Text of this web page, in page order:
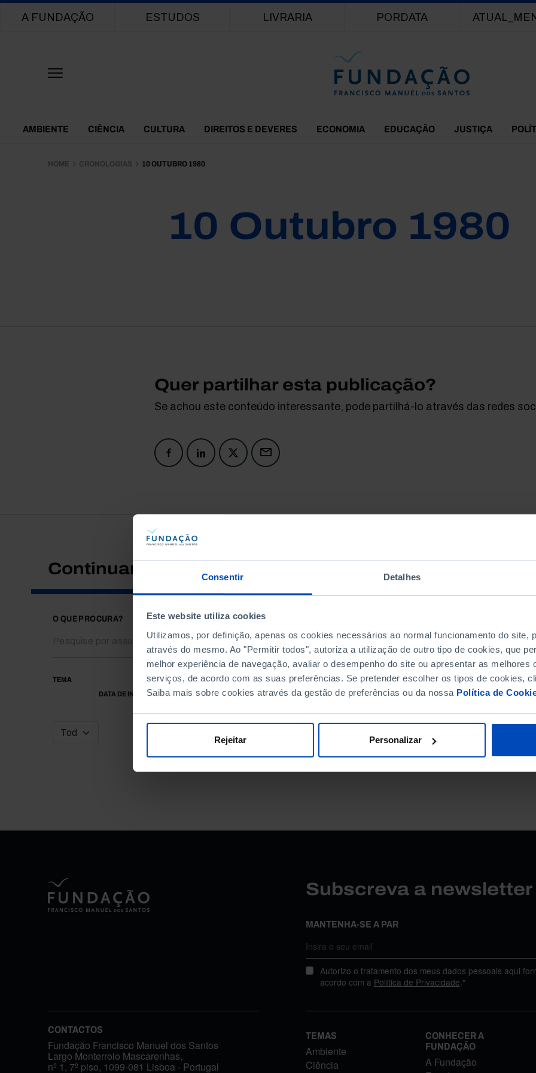
Consentir Detalhes
Este website utiliza cookies
Utilizamos, por definição, apenas os cookies necessários ao normal funcionamento do site,
através do mesmo. Ao "Permitir todos", autoriza a utilização de outro tipo de cookies, que
melhor experiência de navegação, avaliar o desempenho do site ou apresentar as melhores
serviços, de acordo com as suas preferências. Se pretender escolher os tipos de cookies,
Saiba mais sobre cookies através da gestão de preferências ou da nossa Política de
Rejeitar Personalizar
Main navigation
A FUNDAÇÃO ESTUDOS LIVRARIA PORDATA
Themes Menu
AMBIENTE CIÊNCIA CULTURA DIREITOS E DEVERES ECONOMIA EDUCAÇÃO JUSTIÇA
HOME CRONOLOGIAS 10 OUTUBRO 1980
10 Outubro 1980
Quer partilhar esta publicação?
Se achou este conteúdo interessante, pode partilhá-lo através das redes
Continuar a pesquisar
O QUE PROCURA?
TEMA
DATA DE INÍCIO
DATA DE FIM
Subscreva a
MANTENHA-SE A PAR
Autorizo o tratamento dos meus dados pessoais aqui
acordo com a Política de Privacidade.*
CONTACTOS
Fundação Francisco Manuel dos Santos
Largo Monterroio Mascarenhas,
nº 1, 7º piso, 1099-081 Lisboa - Portugal
TEMAS
Ambiente
Ciência
CONHECER A
FUNDAÇÃO
A Fundação